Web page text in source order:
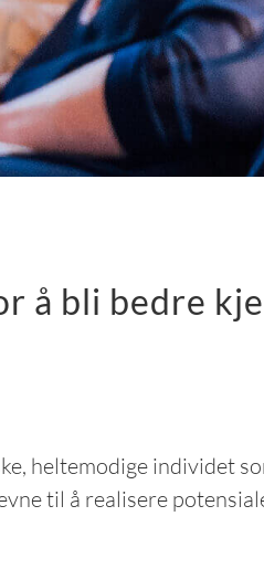
å bli bedre
heltemodige individet
til å realisere